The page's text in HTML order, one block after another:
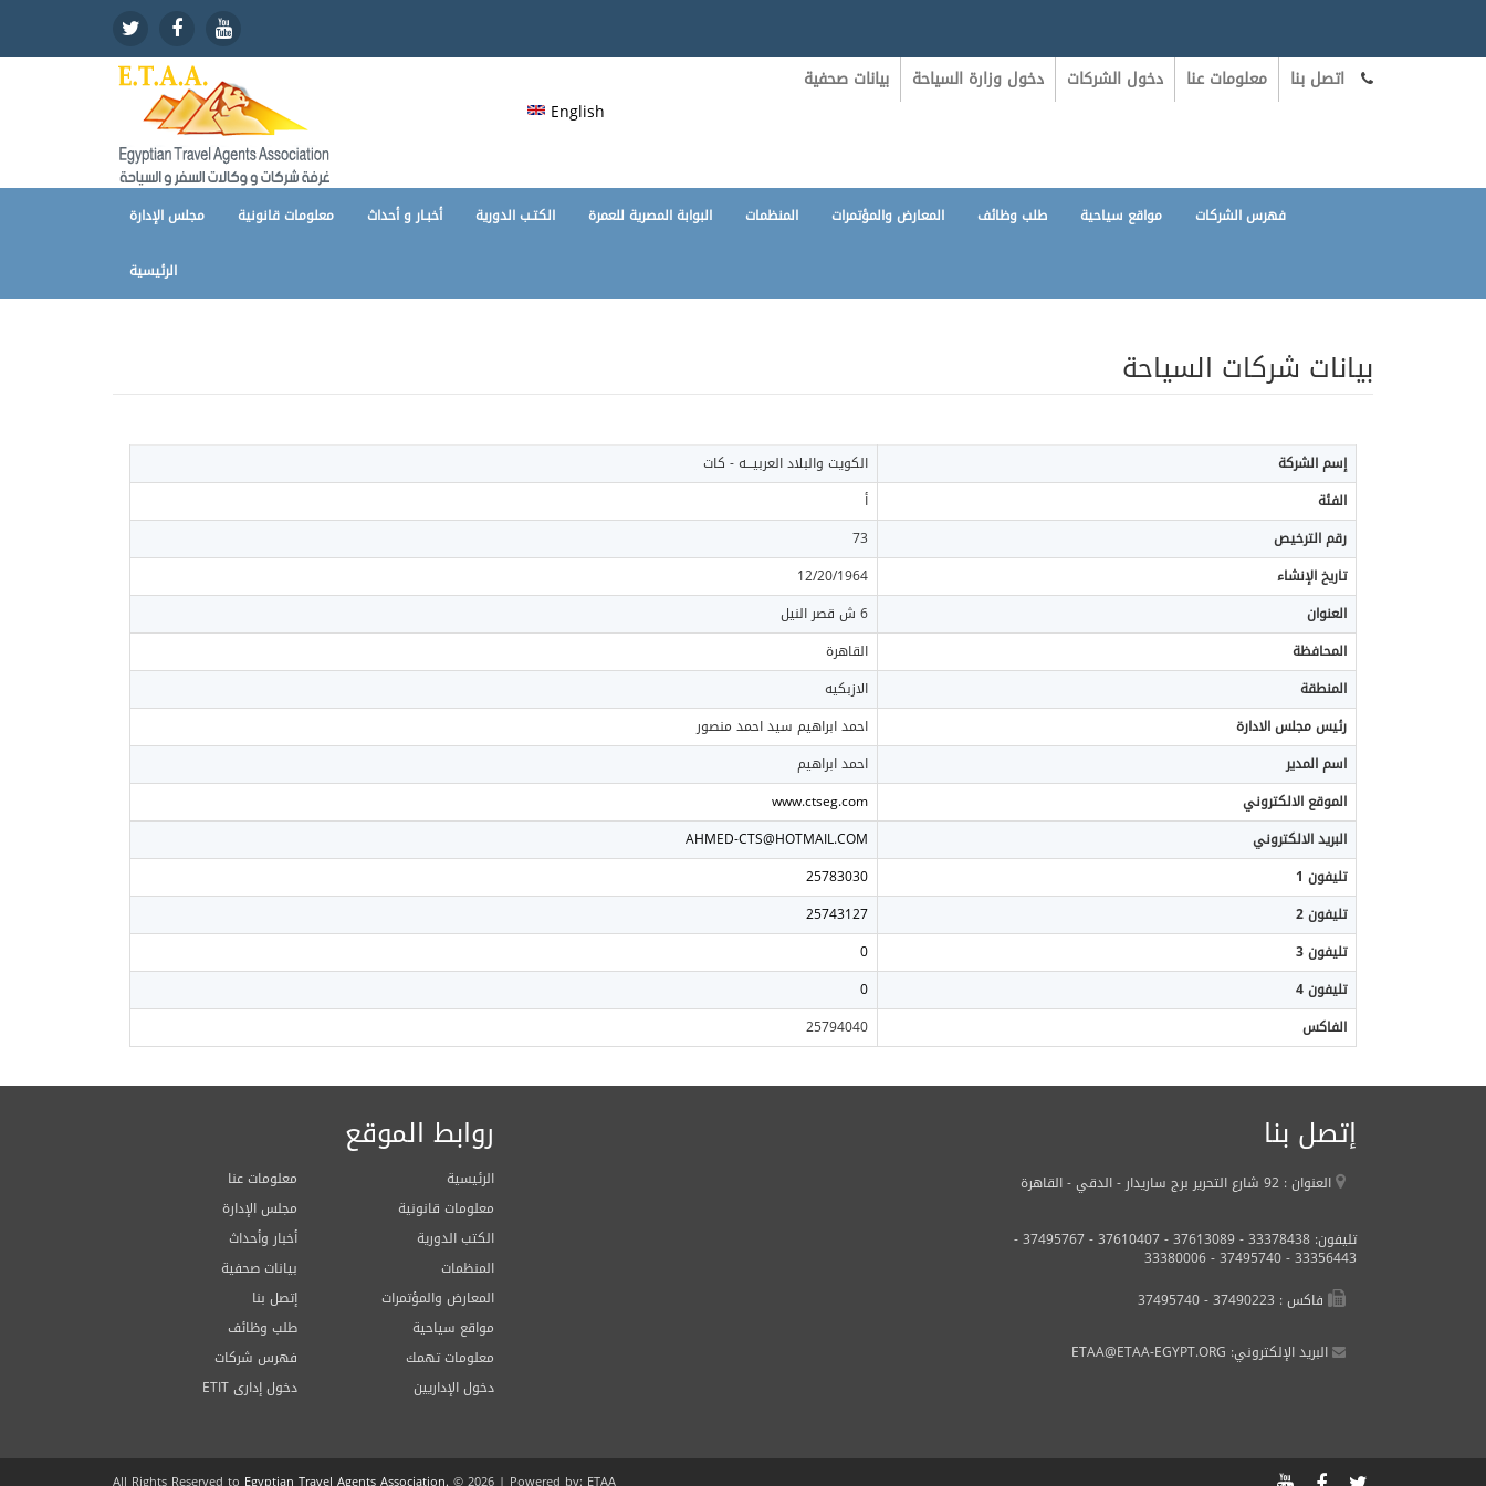
بيانات صحفية دخول وزارة السياحة دخول الشركات معلومات عنا
اتصل بنا
English
مجلس الإدارة معلومات قانونية أخبـار و أحداث الكتـب الدورية البوابة المصرية للعمرة المنظمات المعارض والمؤتمرات طلب وظائف مواقع سياحية فهرس الشركات
الرئيسية
بيانات شركات السياحة
إسم الشركة
الكويت والبلاد العربيـــه - كات
الفئة
أ
رقم الترخيص
73
تاريخ الإنشاء
12/20/1964
العنوان
6 ش قصر النيل
المحافظة
القاهرة
المنطقة
الازبكيه
رئيس مجلس الادارة
احمد ابراهيم سيد احمد منصور
اسم المدير
احمد ابراهيم
الموقع الالكتروني
www.ctseg.com
البريد الالكتروني
AHMED-CTS@HOTMAIL.COM
تليفون 1
25783030
تليفون 2
25743127
تليفون 3
0
تليفون 4
0
الفاكس
25794040
روابط الموقع
معلومات عنا
الرئيسية
مجلس الإدارة
معلومات قانونية
أخبار وأحداث
الكتب الدورية
بيانات صحفية
المنظمات
إتصل بنا
المعارض والمؤتمرات
طلب وظائف
مواقع سياحية
فهرس شركات
معلومات تهمك
ETIT دخول إدارى
دخول الإداريين
إتصل بنا
تليفون: 33378438 -
37613089 -
37610407 -
37495767 -
33356443 -
37495740 -
33380006
ETAA@ETAA-EGYPT.ORG